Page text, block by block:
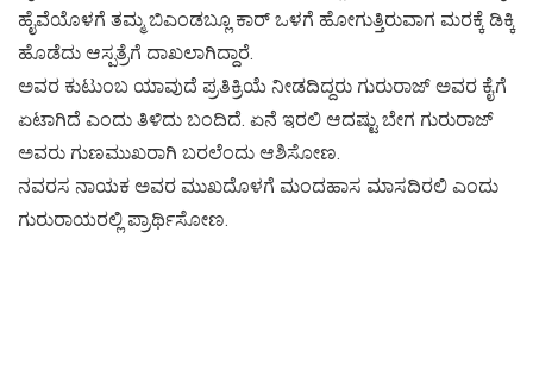
ಹೈವೆಯೊಳಗೆ ತಮ್ಮ ಬಿ‌ಎಂಡಬ್ಲೂ ಕಾರ್ ಒಳಗೆ ಹೋಗುತ್ತಿರುವಾಗ ಮರಕ್ಕೆ ಡಿಕ್ಕಿ
ಹೊಡೆದು ಆಸ್ಪತ್ರೆಗೆ ದಾಖಲಾಗಿದ್ದಾರೆ.
ಅವರ ಕುಟುಂಬ ಯಾವುದೆ ಪ್ರತಿಕ್ರಿಯೆ ನೀಡದಿದ್ದರು ಗುರುರಾಜ್ ಅವರ ಕೈಗೆ
ಏಟಾಗಿದೆ ಎಂದು ತಿಳಿದು ಬಂದಿದೆ. ಏನೆ ಇರಲಿ ಆದಷ್ಟು ಬೇಗ ಗುರುರಾಜ್
ಅವರು ಗುಣಮುಖರಾಗಿ ಬರಲೆಂದು ಆಶಿಸೋಣ.
ನವರಸ ನಾಯಕ ಅವರ ಮುಖದೊಳಗೆ ಮಂದಹಾಸ ಮಾಸದಿರಲಿ ಎಂದು
ಗುರುರಾಯರಲ್ಲಿ ಪ್ರಾರ್ಥಿಸೋಣ.